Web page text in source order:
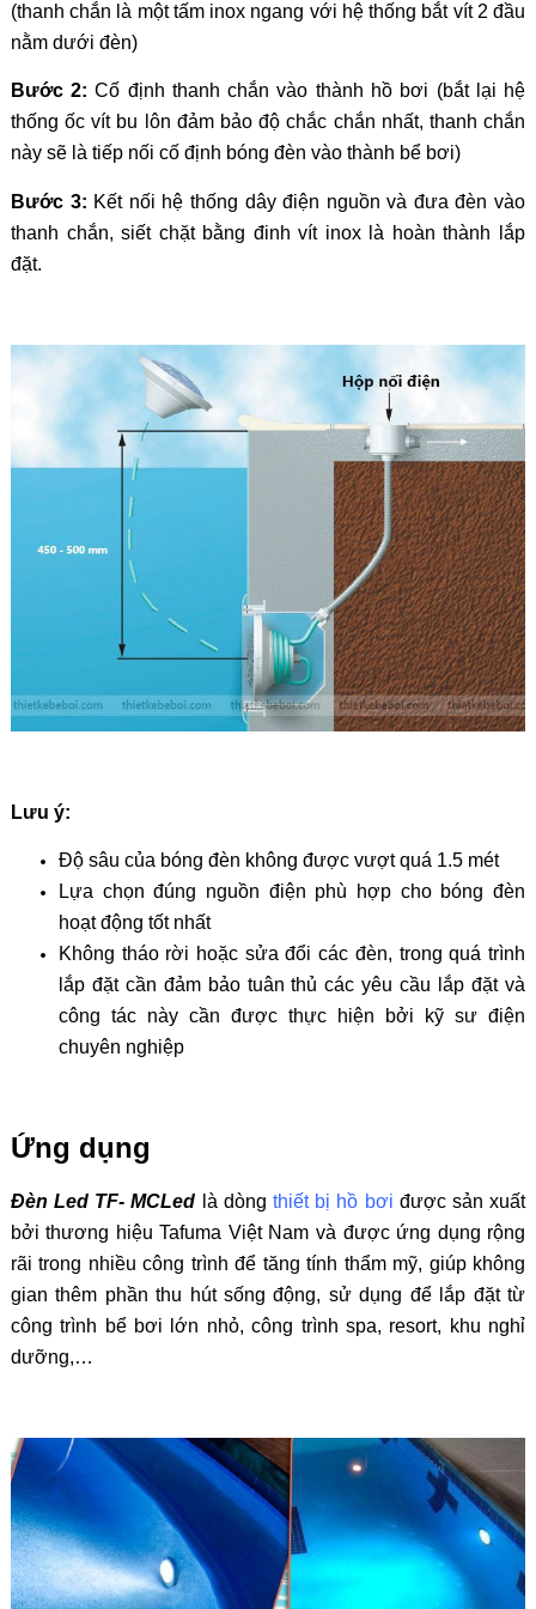
(thanh chắn là một tấm inox ngang với hệ thống bắt vít 2 đầu
nằm dưới đèn)
Bước 2:Cố định thanh chắn vào thành hồ bơi (bắt lại hệ
thống ốc vít bu lôn đảm bảo độ chắc chắn nhất, thanh chắn
này sẽ là tiếp nối cố định bóng đèn vào thành bể bơi)
Bước 3: Kết nối hệ thống dây điện nguồn và đưa đèn vào
thanh chắn, siết chặt bằng đinh vít inox là hoàn thành lắp
đặt.
Lưu ý:
Độ sâu của bóng đèn không được vượt quá 1.5 mét
Lựa chọn đúng nguồn điện phù hợp cho bóng đèn
hoạt động tốt nhất
Không tháo rời hoặc sửa đổi các đèn, trong quá trình
lắp đặt cần đảm bảo tuân thủ các yêu cầu lắp đặt và
công tác này cần được thực hiện bởi kỹ sư điện
chuyên nghiệp
Ứng dụng
Đèn Led TF- MCLed là dòngthiết bị hồ bơi được sản xuất
bởi thương hiệu Tafuma Việt Nam và được ứng dụng rộng
rãi trong nhiều công trình để tăng tính thẩm mỹ, giúp không
gian thêm phần thu hút sống động, sử dụng để lắp đặt từ
công trình bể bơi lớn nhỏ, công trình spa, resort, khu nghỉ
dưỡng,…